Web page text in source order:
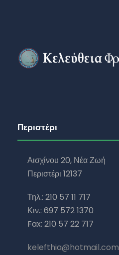
Περιστέρι
Αισχίνου 20, Νέα Ζωή
Περιστέρι 12137
Τηλ.: 210 57 11 717
Κιν.: 697 572 1370
Fax: 210 57 22 717
kelefthia@hotmail.com